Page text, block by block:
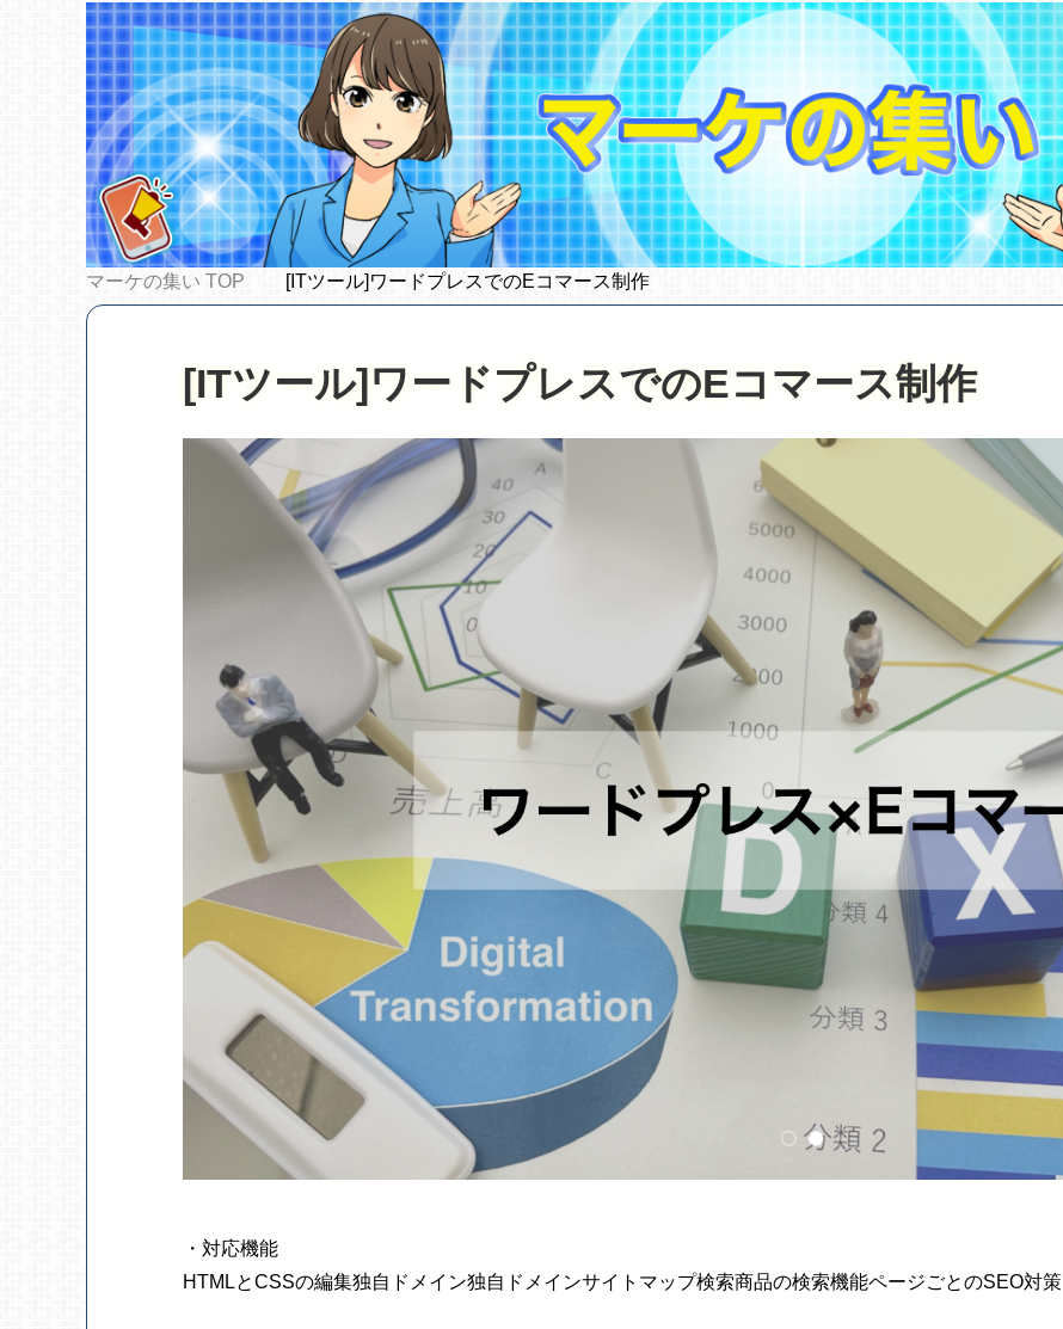
マーケの集い TOP [ITツール]ワードプレスでのEコマース制作
[ITツール]ワードプレスでのEコマース制作
・対応機能
HTMLとCSSの編集独自ドメイン独自ドメインサイトマップ検索商品の検索機能ページごとのSEO対策